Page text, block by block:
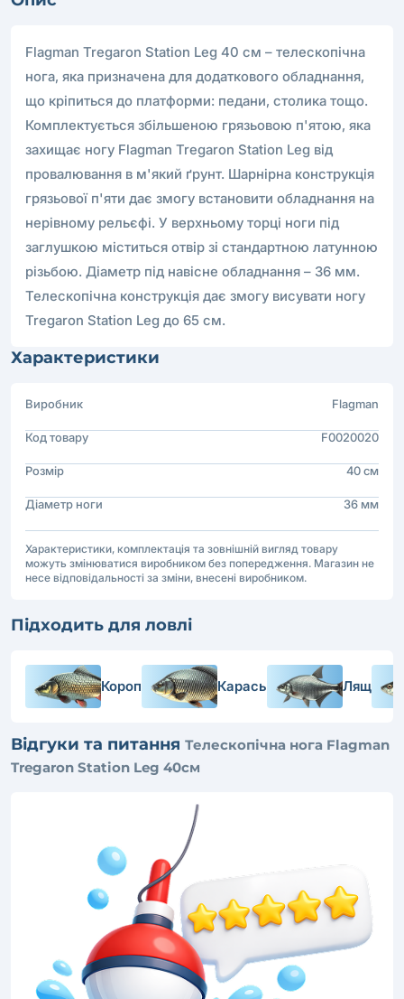
Flagman Tregaron Station Leg 40 см – телескопічна
нога, яка призначена для додаткового обладнання,
що кріпиться до платформи: педани, столика тощо.
Комплектується збільшеною грязьовою п'ятою, яка
захищає ногу Flagman Tregaron Station Leg від
провалювання в м'який ґрунт. Шарнірна конструкція
грязьової п'яти дає змогу встановити обладнання на
нерівному рельєфі. У верхньому торці ноги під
заглушкою міститься отвір зі стандартною латунною
різьбою. Діаметр під навісне обладнання – 36 мм.
Телескопічна конструкція дає змогу висувати ногу
Tregaron Station Leg до 65 см.
Характеристики
Виробник Flagman
Код товару F0020020
Розмір 40 см
Діаметр ноги 36 мм
Характеристики, комплектація та зовнішній вигляд товару
можуть змінюватися виробником без попередження. Магазин не
несе відповідальності за зміни, внесені виробником.
Підходить для ловлі
Короп Карась Лящ
Відгуки та питання Телескопічна нога Flagman
Tregaron Station Leg 40см